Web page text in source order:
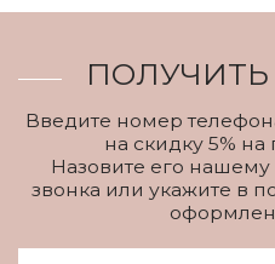
ПОЛУЧИТЬ
Введите номер
на скидку 5%
Назовите его
звонка или укажите в